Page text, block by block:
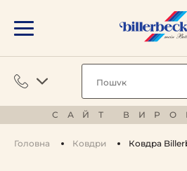
САЙТ
Головна Ковдри Ковдра